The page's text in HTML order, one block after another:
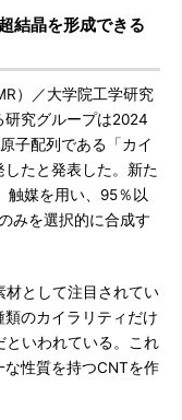
結晶を形成できる
）／大学院工学研究
研究グループは2024
子配列である「カイ
たと発表した。新た
触媒を用い、95％以
みを選択的に合成す
として注目されてい
のカイラリティだけ
といわれている。これ
性質を持つCNTを作